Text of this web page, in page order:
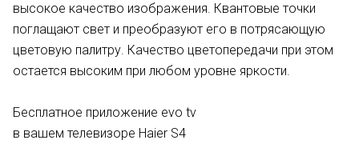
высокое качество изображения. Квантовые точки
поглащают свет и преобразуют его в потрясающую
цветовую палитру. Качество цветопередачи при этом
остается высоким при любом уровне яркости.
Бесплатное приложение evo tv
в вашем телевизоре Haier S4